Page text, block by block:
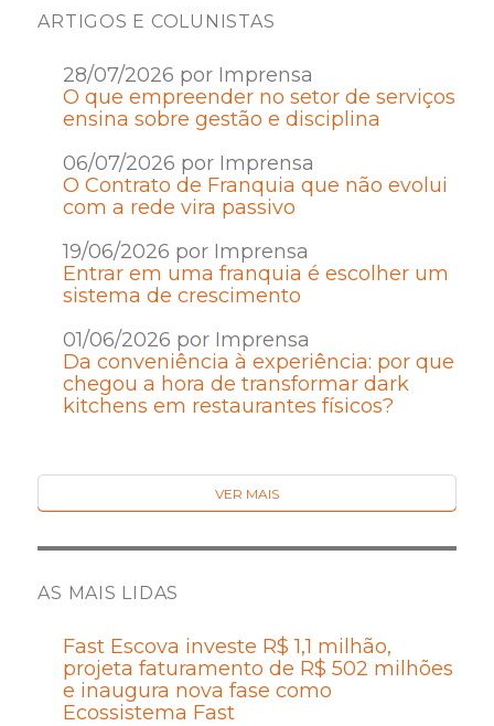
ARTIGOS E COLUNISTAS
28/07/2026 por Imprensa
O que empreender no setor de serviços
ensina sobre gestão e disciplina
06/07/2026 por Imprensa
O Contrato de Franquia que não evolui
com a rede vira passivo
19/06/2026 por Imprensa
Entrar em uma franquia é escolher um
sistema de crescimento
01/06/2026 por Imprensa
Da conveniência à experiência: por que
chegou a hora de transformar dark
kitchens em restaurantes físicos?
VER MAIS
AS MAIS LIDAS
Fast Escova investe R$ 1,1 milhão,
projeta faturamento de R$ 502 milhões
e inaugura nova fase como
Ecossistema Fast